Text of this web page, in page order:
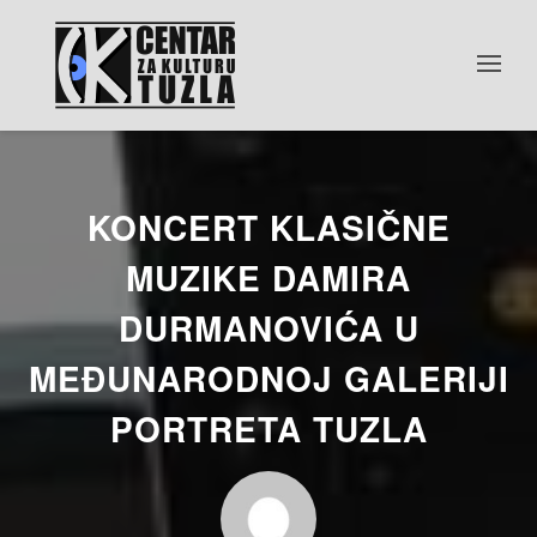
KONCERT KLASIČNE
MUZIKE DAMIRA
DURMANOVIĆA U
MEĐUNARODNOJ GALERIJI
PORTRETA TUZLA